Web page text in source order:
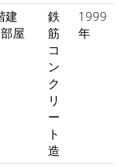
建
屋
鉄
筋
コ
ン
ク
リ
ー
ト
造
1999
年